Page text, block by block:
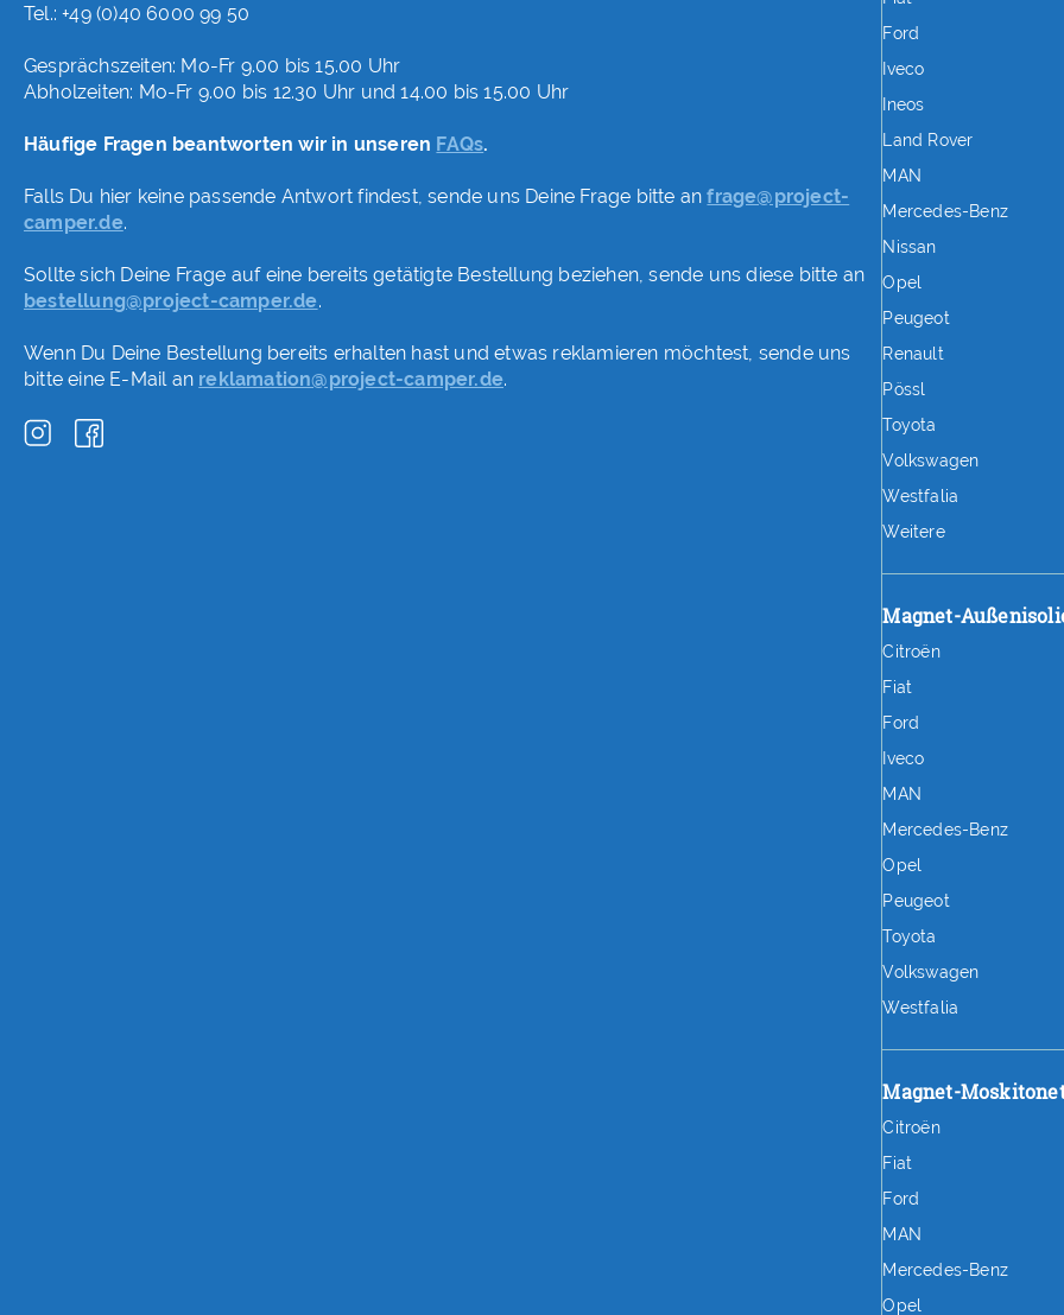
Tel.: +49 (0)40 6000 99 50
Gesprächszeiten: Mo-Fr 9.00 bis 15.00 Uhr
Abholzeiten: Mo-Fr 9.00 bis 12.30 Uhr und 14.00 bis 15.00 Uhr
Häufige Fragen beantworten wir in unseren FAQs.
Falls Du hier keine passende Antwort findest, sende uns Deine Frage bitte anfrage@project-
camper.de.
Sollte sich Deine Frage auf eine bereits getätigte Bestellung beziehen, sende uns diese bitte an
bestellung@project-camper.de.
Wenn Du Deine Bestellung bereits erhalten hast und etwas reklamieren möchtest, sende uns
bitte eine E-Mail an reklamation@project-camper.de.
Ford
Iveco
Ineos
Land Rover
MAN
Mercedes-Benz
Nissan
Opel
Peugeot
Renault
Pössl
Toyota
Volkswagen
Westfalia
Weitere
Magnet-
Citroën
Fiat
Ford
Iveco
MAN
Mercedes-Benz
Opel
Peugeot
Toyota
Volkswagen
Westfalia
Magnet-
Citroën
Fiat
Ford
MAN
Mercedes-Benz
Opel